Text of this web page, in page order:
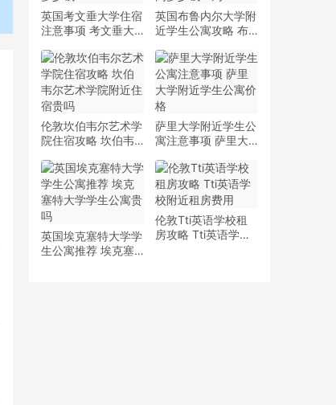
英国考文垂大学住宿
注意事项 考文垂大
少钱
英国布鲁内尔大学附
近学生公寓攻略 布
多少钱一周
伦敦坎伯韦尔艺术学
院住宿攻略 坎伯韦
贵吗
萨里大学附近学生公
寓注意事项 萨里大
英国埃克塞特大学学
生公寓推荐 埃克塞
伦敦Tti英语学校租
房攻略 Tti英语学校